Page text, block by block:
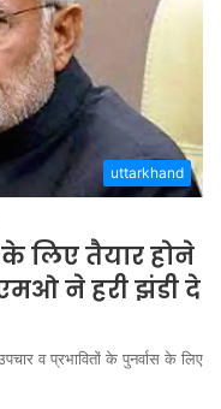
uttarkhand
के लिए तैयार होने
ने हरी झंडी दे
व प्रभावितों के पुनर्वास के लिए